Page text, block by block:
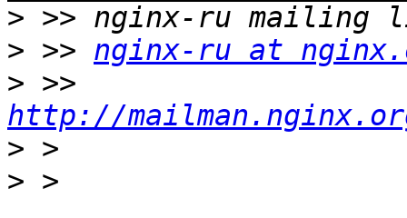
>
> >> nginx-ru at
>
http://
>
> >